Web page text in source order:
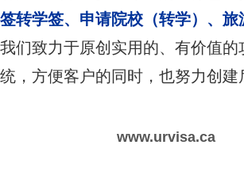
转学签、申请院校（转学）、
们致力于原创实用的、有价值
，方便客户的同时，也努力创
www.urvisa.ca